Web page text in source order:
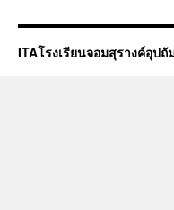
ITAโรงเรียนจอมสุรางค์อุปถั